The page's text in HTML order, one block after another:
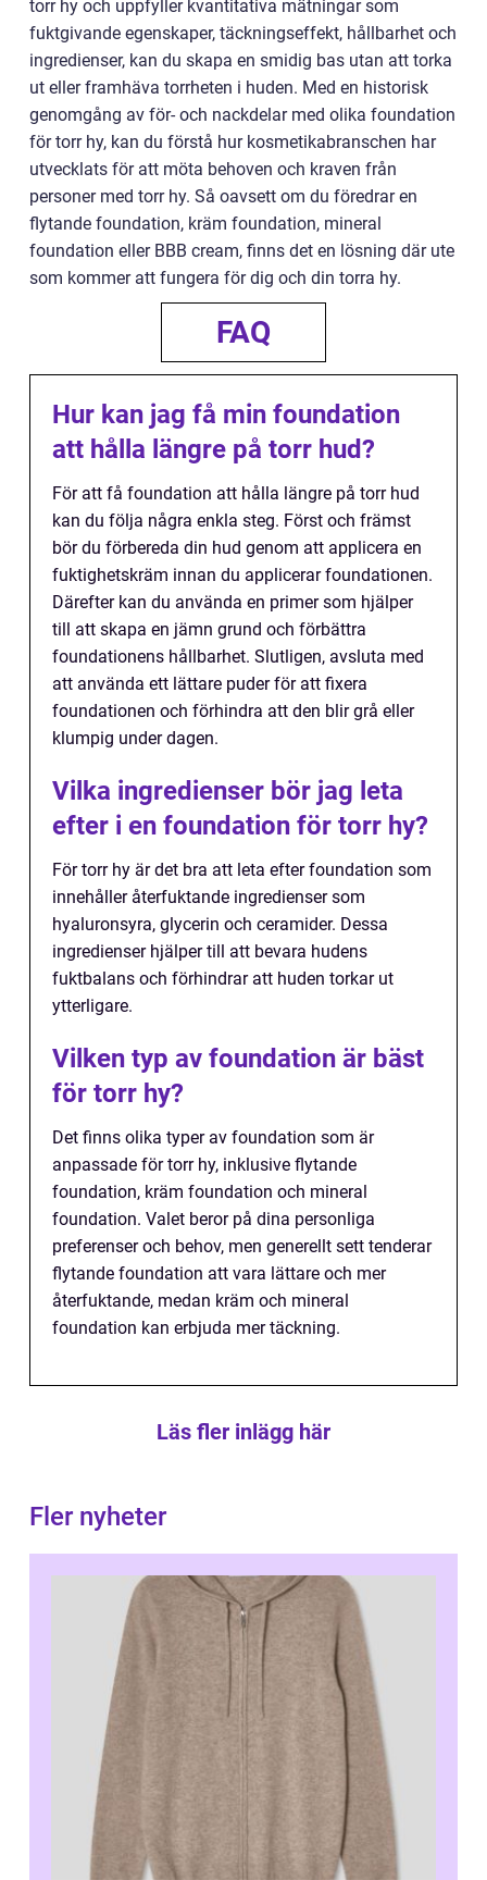
torr hy och uppfyller kvantitativa mätningar som
fuktgivande egenskaper, täckningseffekt, hållbarhet och
ingredienser, kan du skapa en smidig bas utan att torka
ut eller framhäva torrheten i huden. Med en historisk
genomgång av för- och nackdelar med olika foundation
för torr hy, kan du förstå hur kosmetikabranschen har
utvecklats för att möta behoven och kraven från
personer med torr hy. Så oavsett om du föredrar en
flytande foundation, kräm foundation, mineral
foundation eller BBB cream, finns det en lösning där ute
som kommer att fungera för dig och din torra hy.
FAQ
Hur kan jag få min foundation
att hålla längre på torr hud?
För att få foundation att hålla längre på torr hud
kan du följa några enkla steg. Först och främst
bör du förbereda din hud genom att applicera en
fuktighetskräm innan du applicerar foundationen.
Därefter kan du använda en primer som hjälper
till att skapa en jämn grund och förbättra
foundationens hållbarhet. Slutligen, avsluta med
att använda ett lättare puder för att fixera
foundationen och förhindra att den blir grå eller
klumpig under dagen.
Vilka ingredienser bör jag leta
efter i en foundation för torr hy?
För torr hy är det bra att leta efter foundation som
innehåller återfuktande ingredienser som
hyaluronsyra, glycerin och ceramider. Dessa
ingredienser hjälper till att bevara hudens
fuktbalans och förhindrar att huden torkar ut
ytterligare.
Vilken typ av foundation är bäst
för torr hy?
Det finns olika typer av foundation som är
anpassade för torr hy, inklusive flytande
foundation, kräm foundation och mineral
foundation. Valet beror på dina personliga
preferenser och behov, men generellt sett tenderar
flytande foundation att vara lättare och mer
återfuktande, medan kräm och mineral
foundation kan erbjuda mer täckning.
Läs fler inlägg här
Fler nyheter